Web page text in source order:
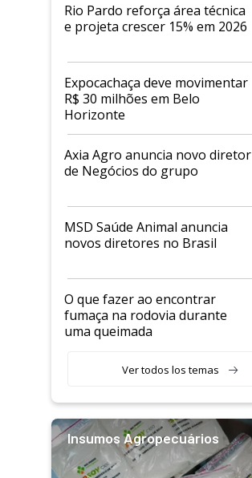
Rio Pardo reforça área técnica
e projeta crescer 15% em 2026
Expocachaça deve movimentar
R$ 30 milhões em Belo
Horizonte
Axia Agro anuncia novo diretor
de Negócios do grupo
MSD Saúde Animal anuncia
novos diretores no Brasil
O que fazer ao encontrar
fumaça na rodovia durante
uma queimada
Ver todos los temas
Insumos Agropecuários